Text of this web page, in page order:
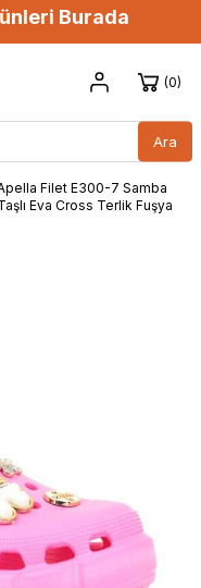
Burada
Ara
0
Filet E300-7 Samba
Eva Cross Terlik Fuşya